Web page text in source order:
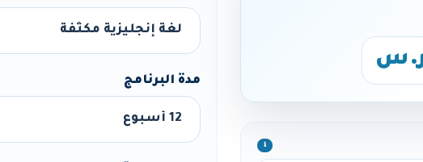
ℹ️
مدة البرنامج